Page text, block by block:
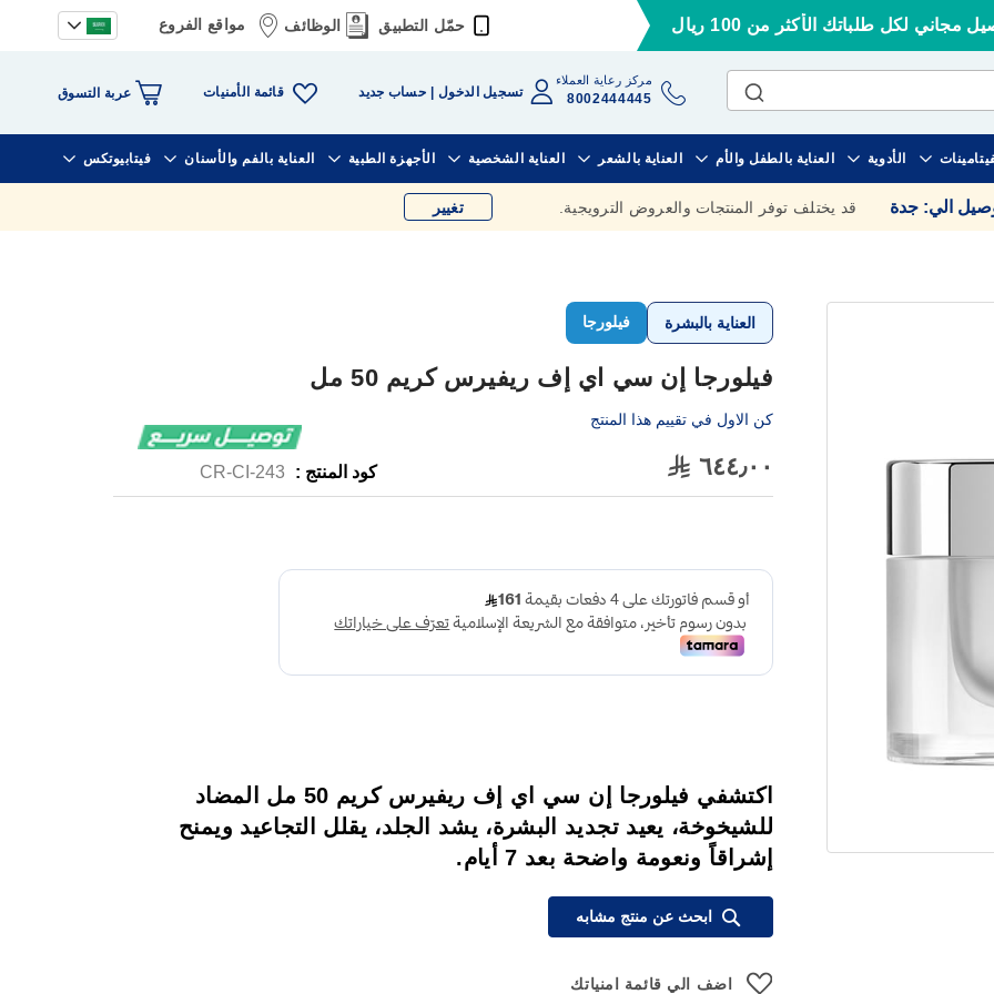
مجاني لكل طلباتك الأكثر من 100 ريال حمّل التطبيق الوظائف مواقع الفروع
مركز رعاية العملاء
8002444445 تسجيل الدخول حساب جديد قائمة الأمنيات عربة التسوق
الأدوية العناية بالطفل والأم العناية بالشعر العناية الشخصية الأجهزة الطبية العناية بالفم والأسنان فيتابيوتكس
الي: جدة قد يختلف توفر المنتجات والعروض الترويجية. تغيير
العناية بالبشرة فيلورجا
فيلورجا إن سي اي إف ريفيرس كريم 50 مل
كن الاول في تقييم هذا المنتج
٦٤٤٫٠٠ كود المنتج : CR-CI-243
اكتشفي فيلورجا إن سي اي إف ريفيرس كريم 50 مل المضاد
للشيخوخة، يعيد تجديد البشرة، يشد الجلد، يقلل التجاعيد ويمنح
إشراقاً ونعومة واضحة بعد 7 أيام.
ابحث عن منتج مشابه
اضف الي قائمة امنياتك